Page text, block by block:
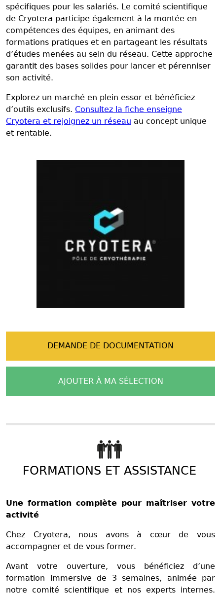
spécifiques pour les salariés. Le comité scientifique
de Cryotera participe également à la montée en
compétences des équipes, en animant des
formations pratiques et en partageant les résultats
d’études menées au sein du réseau. Cette approche
garantit des bases solides pour lancer et pérenniser
son activité.
Explorez un marché en plein essor et bénéficiez
d’outils exclusifs. Consultez la fiche enseigne
Cryotera et rejoignez un réseau au concept unique
et rentable.
DEMANDE DE DOCUMENTATION
AJOUTER À MA SÉLECTION
FORMATIONS ET ASSISTANCE
Une formation complète pour maîtriser votre
activité
Chez Cryotera, nous avons à cœur de vous
accompagner et de vous former.
Avant votre ouverture, vous bénéficiez d’une
formation immersive de 3 semaines, animée par
notre comité scientifique et nos experts internes.